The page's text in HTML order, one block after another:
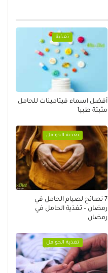
تغذية
أفضل اسماء فيتامينات للحامل
مثبتة طبياً
تغذية الحوامل
7 نصائح لصيام الحامل في
رمضان – تغذية الحامل في
رمضان
تغذية الحوامل